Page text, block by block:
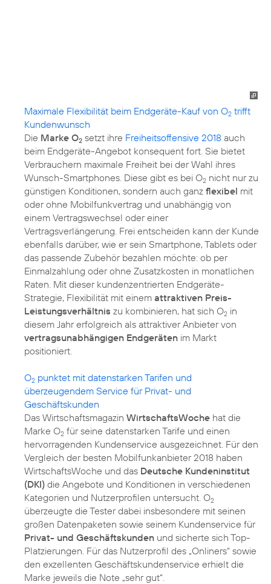
Maximale Flexibilität beim Endgeräte-Kauf von O2 trifft
Kundenwunsch
Die Marke O2 setzt ihre Freiheitsoffensive 2018 auch
beim Endgeräte-Angebot konsequent fort. Sie bietet
Verbrauchern maximale Freiheit bei der Wahl ihres
Wunsch-Smartphones. Diese gibt es bei O2 nicht nur zu
günstigen Konditionen, sondern auch ganz flexibel mit
oder ohne Mobilfunkvertrag und unabhängig von
einem Vertragswechsel oder einer
Vertragsverlängerung. Frei entscheiden kann der Kunde
ebenfalls darüber, wie er sein Smartphone, Tablets oder
das passende Zubehör bezahlen möchte: ob per
Einmalzahlung oder ohne Zusatzkosten in monatlichen
Raten. Mit dieser kundenzentrierten Endgeräte-
Strategie, Flexibilität mit einem attraktiven Preis-
Leistungsverhältnis zu kombinieren, hat sich O2 in
diesem Jahr erfolgreich als attraktiver Anbieter von
vertragsunabhängigen Endgeräten im Markt
positioniert.
O2 punktet mit datenstarken Tarifen und
überzeugendem Service für Privat- und
Geschäftskunden
Das Wirtschaftsmagazin WirtschaftsWoche hat die
Marke O2 für seine datenstarken Tarife und einen
hervorragenden Kundenservice ausgezeichnet. Für den
Vergleich der besten Mobilfunkanbieter 2018 haben
WirtschaftsWoche und das Deutsche Kundeninstitut
(DKI) die Angebote und Konditionen in verschiedenen
Kategorien und Nutzerprofilen untersucht. O2
überzeugte die Tester dabei insbesondere mit seinen
großen Datenpaketen sowie seinem Kundenservice für
Privat- und Geschäftskunden und sicherte sich Top-
Platzierungen. Für das Nutzerprofil des „Onliners“ sowie
den exzellenten Geschäftskundenservice erhielt die
Marke jeweils die Note „sehr gut“.